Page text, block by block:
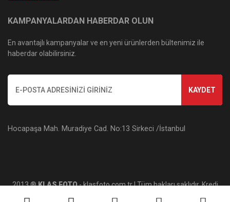
KAMPANYALARDAN HABERDAR OLUN
En avantajlı kampanyalar ve en yeni ürünlerden bültenimiz ile
haberdar olabilirsiniz.
KAYDET
Hocapaşa Mah. Muradiye Cad. No:13 Sirkeci /İstanbul
2013 ®KLAS FOTO- klasfoto.com.tr | Tüm hakları saklıdır. Kredi